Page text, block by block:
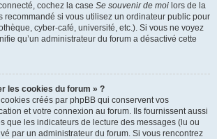
cochez la case Se souvenir de moi lors de la
recommandé si vous utilisez un ordinateur public pour
cyber-café, université, etc.). Si vous ne voyez
qu’un administrateur du forum a désactivé cette
les cookies du forum » ?
créés par phpBB qui conservent vos
et votre connexion au forum. Ils fournissent aussi
que les indicateurs de lecture des messages (lu ou
par un administrateur du forum. Si vous rencontrez